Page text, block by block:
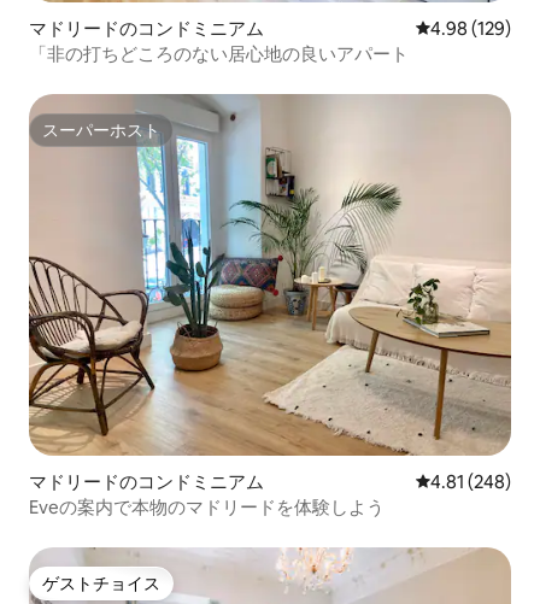
マドリードのコンドミニアム レビュー129
4.98 (129)
「非の打ちどころのない居心地の良いアパート
スーパーホスト
スーパーホスト
マドリードのコンドミニアム レビュー248
4.81 (248)
Eveの案内で本物のマドリードを体験しよう
ゲストチョイス
ゲストチョイス